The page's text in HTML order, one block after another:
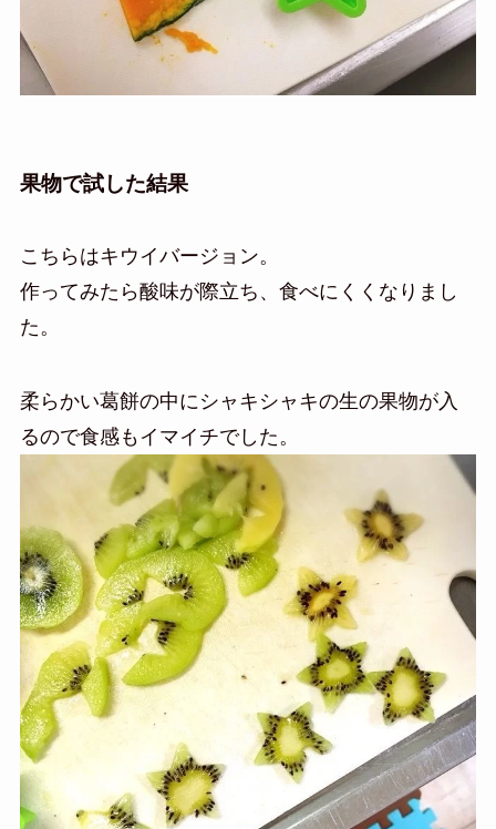
果物で試した結果
こちらはキウイバージョン。
作ってみたら酸味が際立ち、食べにくくなりまし
た。
柔らかい葛餅の中にシャキシャキの生の果物が入
るので食感もイマイチでした。